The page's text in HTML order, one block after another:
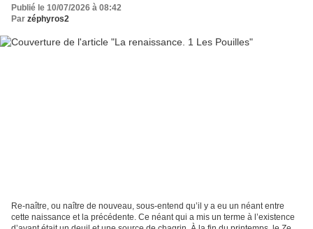
Publié le 10/07/2026 à 08:42
Par zéphyros2
Re-naître, ou naître de nouveau, sous-entend qu’il y a eu un néant entre
cette naissance et la précédente. Ce néant qui a mis un terme à l’existence